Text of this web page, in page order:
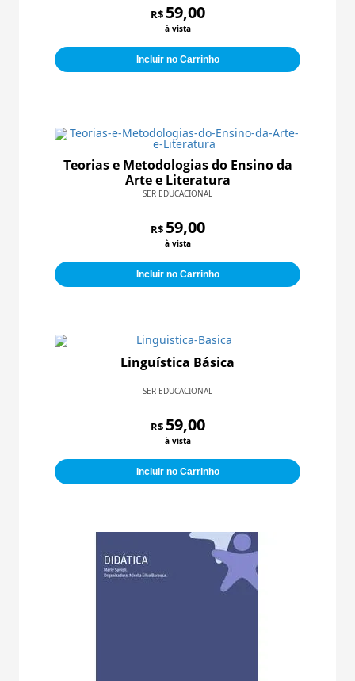
R$ 59,00
à vista
Incluir no Carrinho
Teorias e Metodologias do Ensino da
Arte e Literatura
SER EDUCACIONAL
R$ 59,00
à vista
Incluir no Carrinho
Linguística Básica
SER EDUCACIONAL
R$ 59,00
à vista
Incluir no Carrinho